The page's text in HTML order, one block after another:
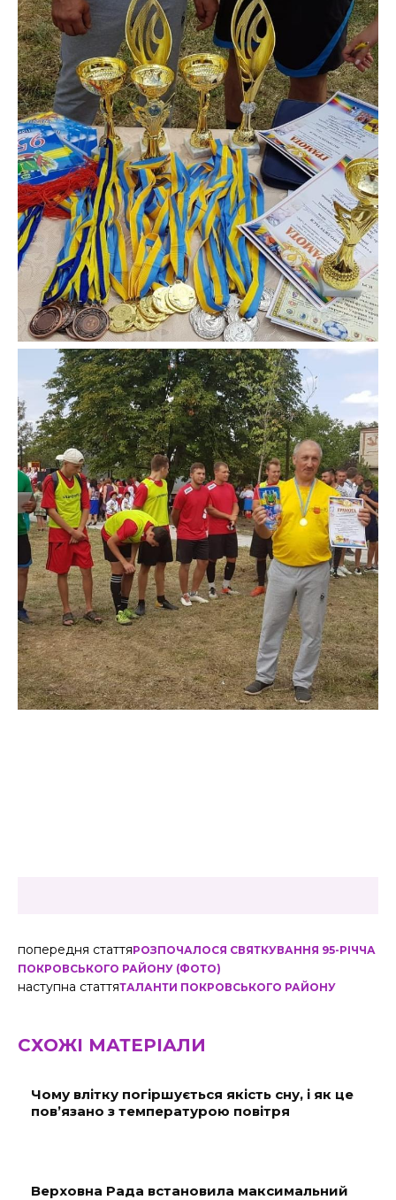
попередня статтяРОЗПОЧАЛОСЯ СВЯТКУВАННЯ 95-РІЧЧА
ПОКРОВСЬКОГО РАЙОНУ (ФОТО)
наступна статтяТАЛАНТИ ПОКРОВСЬКОГО РАЙОНУ
СХОЖІ МАТЕРІАЛИ
Чому влітку погіршується якість сну, і як це
пов’язано з температурою повітря
Верховна Рада встановила максимальний